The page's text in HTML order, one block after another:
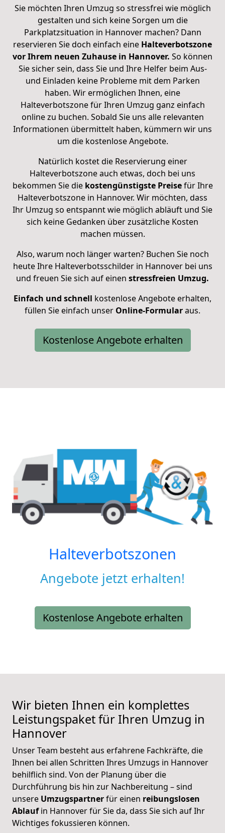
Sie möchten Ihren Umzug so stressfrei wie möglich
gestalten und sich keine Sorgen um die
Parkplatzsituation in Hannover machen? Dann
reservieren Sie doch einfach eine Halteverbotszone
vor Ihrem neuen Zuhause in Hannover. So können
Sie sicher sein, dass Sie und Ihre Helfer beim Aus-
und Einladen keine Probleme mit dem Parken
haben. Wir ermöglichen Ihnen, eine
Halteverbotszone für Ihren Umzug ganz einfach
online zu buchen. Sobald Sie uns alle relevanten
Informationen übermittelt haben, kümmern wir uns
um die kostenlose Angebote.
Natürlich kostet die Reservierung einer
Halteverbotszone auch etwas, doch bei uns
bekommen Sie diekostengünstigste Preisefür Ihre
Halteverbotszone in Hannover. Wir möchten, dass
Ihr Umzug so entspannt wie möglich abläuft und Sie
sich keine Gedanken über zusätzliche Kosten
machen müssen.
Also, warum noch länger warten? Buchen Sie noch
heute Ihre Halteverbotsschilder in Hannover bei uns
und freuen Sie sich auf einen stressfreien Umzug.
Einfach und schnell kostenlose Angebote erhalten,
füllen Sie einfach unser Online-Formularaus.
Kostenlose Angebote erhalten
Halteverbotszonen
Angebote jetzt erhalten!
Kostenlose Angebote erhalten
Wir bieten Ihnen ein komplettes
Leistungspaket für Ihren Umzug in
Hannover
Unser Team besteht aus erfahrene Fachkräfte, die
Ihnen bei allen Schritten Ihres Umzugs in Hannover
behilflich sind. Von der Planung über die
Durchführung bis hin zur Nachbereitung – sind
unsere Umzugspartnerfür einen reibungslosen
Ablaufin Hannover für Sie da, dass Sie sich auf Ihr
Wichtiges fokussieren können.